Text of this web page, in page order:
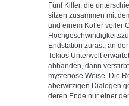
Fünf Killer, die
sitzen zusammen mit
und einem Koffer voller
Endstation zurast, an
Tokios Unterwelt
abhanden, dann
mysteriöse Weise. Die
aberwitzigen Dialogen
deren Ende nur einer